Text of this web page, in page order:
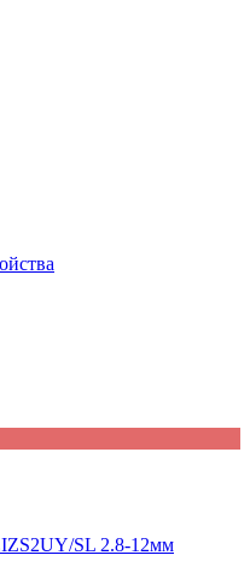
SL 2.8-12мм